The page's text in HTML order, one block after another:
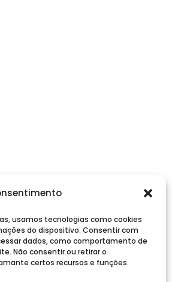
usamos tecnologias como cookies
do dispositivo. Consentir com
dados, como comportamento de
Não consentir ou retirar o
certos recursos e funções.